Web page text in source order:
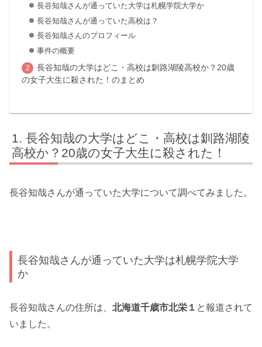
長谷知哉さんが通っていた大学は札幌学院大学か
長谷知哉さんが通っていた高校は？
長谷知哉さんのプロフィール
事件の概要
長谷知哉の大学はどこ・高校は釧路湖陵高校か？20歳
の女子大生に殺された！のまとめ
長谷知哉の大学はどこ・高校は釧路湖陵
高校か？20歳の女子大生に殺された！
長谷知哉さんが通っていた大学について調べてみました。
長谷知哉さんが通っていた大学は札幌学院大学
か
長谷知哉さんの住所は、 北海道千歳市北栄１ と報道されて
いました。